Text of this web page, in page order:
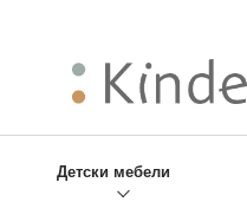
Детски мебели